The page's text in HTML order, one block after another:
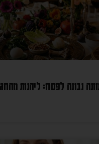
נבונה לפסח: ליהנות